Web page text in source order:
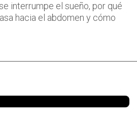
interrumpe el sueño, por qué
hacia el abdomen y cómo